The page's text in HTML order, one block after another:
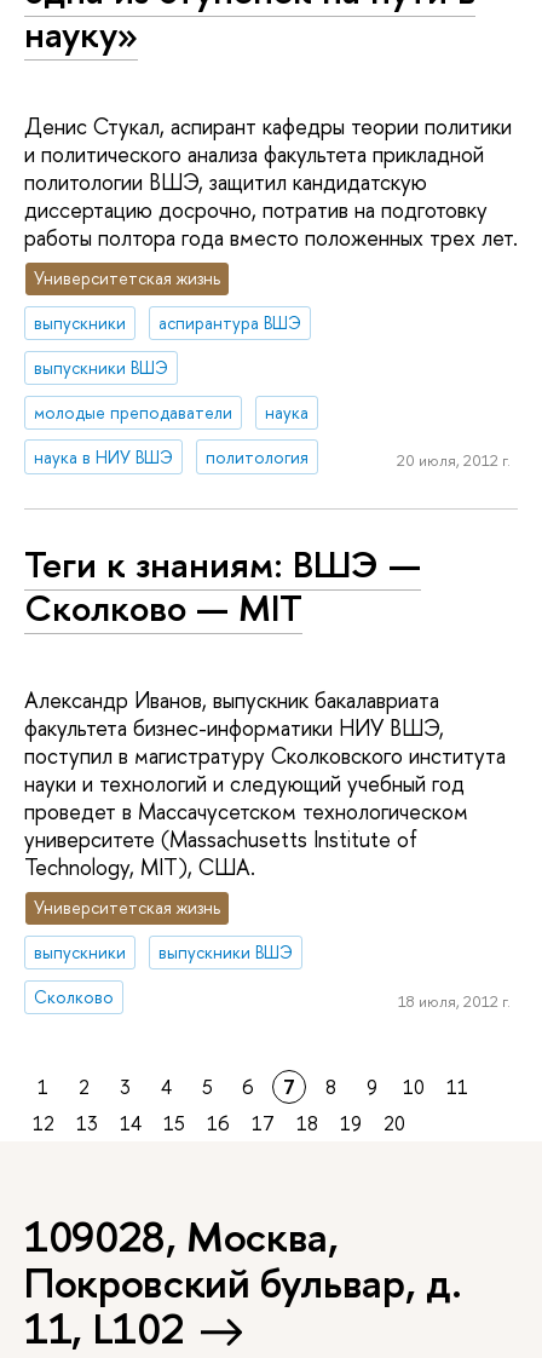
науку»
Денис Стукал, аспирант кафедры теории политики
и политического анализа факультета прикладной
политологии ВШЭ, защитил кандидатскую
диссертацию досрочно, потратив на подготовку
работы полтора года вместо положенных трех лет.
Университетская жизнь
выпускники
аспирантура ВШЭ
выпускники ВШЭ
молодые преподаватели
наука
наука в НИУ ВШЭ
политология 20 июля, 2012 г.
Теги к знаниям: ВШЭ —
Сколково — MIT
Александр Иванов, выпускник бакалавриата
факультета бизнес-информатики НИУ ВШЭ,
поступил в магистратуру Сколковcкого института
науки и технологий и следующий учебный год
проведет в Массачусетском технологическом
университете (Massachusetts Institute of
Technology, MIT), США.
Университетская жизнь
выпускники
выпускники ВШЭ
Сколково
18 июля, 2012 г.
1 2 3 4 5 6 7 8 9 10
11
12
13 14 15 16 17 18 19 20
109028, Москва,
Покровский бульвар, д.
11, L102